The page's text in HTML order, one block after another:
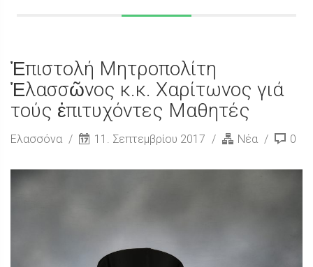
Ἐπιστολή Μητροπολίτη
Ἐλασσῶνος κ.κ. Χαρίτωνος γιά
τούς ἐπιτυχόντες Μαθητές
Ελασσόνα 11. Σεπτεμβρίου 2017 Νέα 0